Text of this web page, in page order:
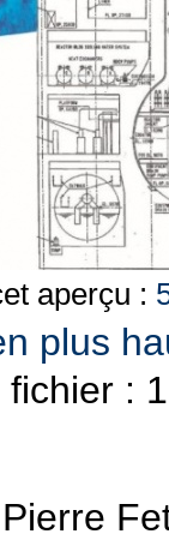
aperçu :
plus
: